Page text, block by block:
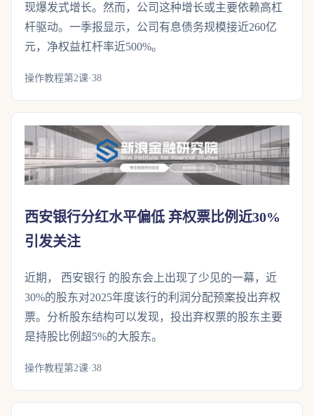
现爆发式增长。然而，公司这种增长或主要依赖高杠
杆驱动。一季报显示，公司有息债务规模接近260亿
元，净权益杠杆率近500%。
操作教程第2课·38
西安银行分红水平偏低 弃权票比例近30%
引发关注
近期， 西安银行 的股东会上出现了少见的一幕，近
30%的股东对2025年度该行的利润分配预案投出弃权
票。分析股东结构可以发现，投出弃权票的股东主要
是持股比例超5%的大股东。
操作教程第2课·38